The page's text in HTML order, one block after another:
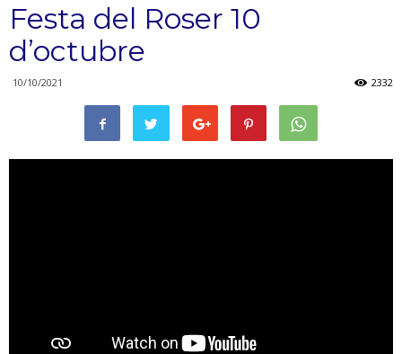
Festa del Roser 10
d’octubre
10/10/2021 2332